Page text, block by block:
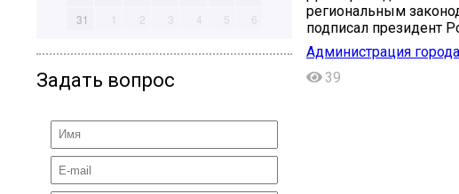
31
1 2 3 4 5 6
Задать вопрос
региональным
подписал президент
Администрация
39